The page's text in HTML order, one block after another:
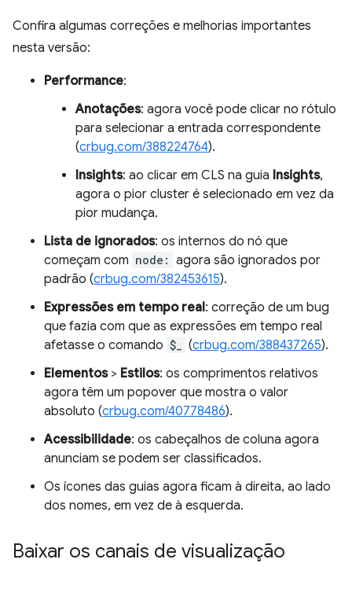
Confira algumas correções e melhorias importantes
nesta versão:
Performance:
Anotações: agora você pode clicar no rótulo
para selecionar a entrada correspondente
(crbug.com/388224764).
Insights: ao clicar em CLS na guia Insights,
agora o pior cluster é selecionado em vez da
pior mudança.
Lista de ignorados: os internos do nó que
começam com node: agora são ignorados por
padrão (crbug.com/382453615).
Expressões em tempo real: correção de um bug
que fazia com que as expressões em tempo real
afetasse o comando $_ (crbug.com/388437265).
Elementos> Estilos: os comprimentos relativos
agora têm um popover que mostra o valor
absoluto (crbug.com/40778486).
Acessibilidade: os cabeçalhos de coluna agora
anunciam se podem ser classificados.
Os ícones das guias agora ficam à direita, ao lado
dos nomes, em vez de à esquerda.
Baixar os canais de visualização